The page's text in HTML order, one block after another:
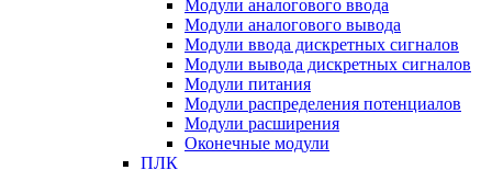
Модули аналогового ввода
Модули аналогового вывода
Модули ввода дискретных сигналов
Модули вывода дискретных сигналов
Модули питания
Модули распределения потенциалов
Модули расширения
Оконечные модули
ПЛК